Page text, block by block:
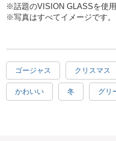
※話題のVISION GLASSを使用
※写真はすべてイメージです。
ゴージャス クリスマス
かわいい 冬 グリ